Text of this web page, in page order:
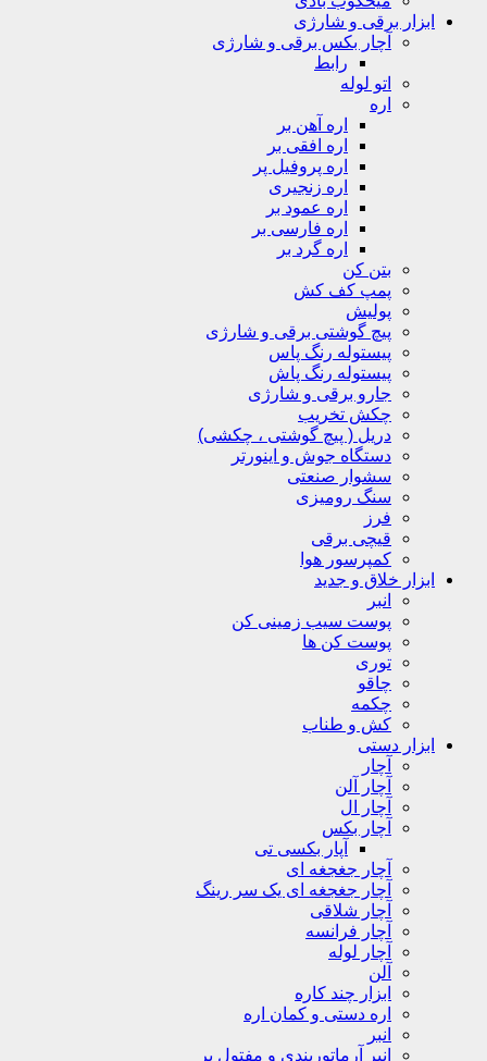
ابزار برقی و شارژی
آچار بکس برقی و شارژی
رابط
اتو لوله
اره
اره آهن بر
اره افقی بر
اره پروفیل پر
اره زنجیری
اره عمود بر
اره فارسی بر
اره گرد بر
بتن کن
پمپ کف کش
پولیش
پیچ گوشتی برقی و شارژی
پیستوله رنگ پاس
پیستوله رنگ پاش
جارو برقی و شارژی
چکش تخریب
دریل ( پیچ گوشتی ، چکشی)
دستگاه جوش و اینورتر
سشوار صنعتی
سنگ رومیزی
فرز
قیچی برقی
کمپرسور هوا
ابزار خلاق و جدید
انبر
پوست سیب زمینی کن
پوست کن ها
توری
چاقو
چکمه
کش و طناب
ابزار دستی
آچار
آچار آلن
آچار ال
آچار بکس
آپار بکسی تی
آچار جغجغه ای
آچار جغجغه ای یک سر رینگ
آچار شلاقی
آچار فرانسه
آچار لوله
آلن
ابزار چند کاره
اره دستی و کمان اره
انبر
انبر آرماتوربندی و مفتول بر